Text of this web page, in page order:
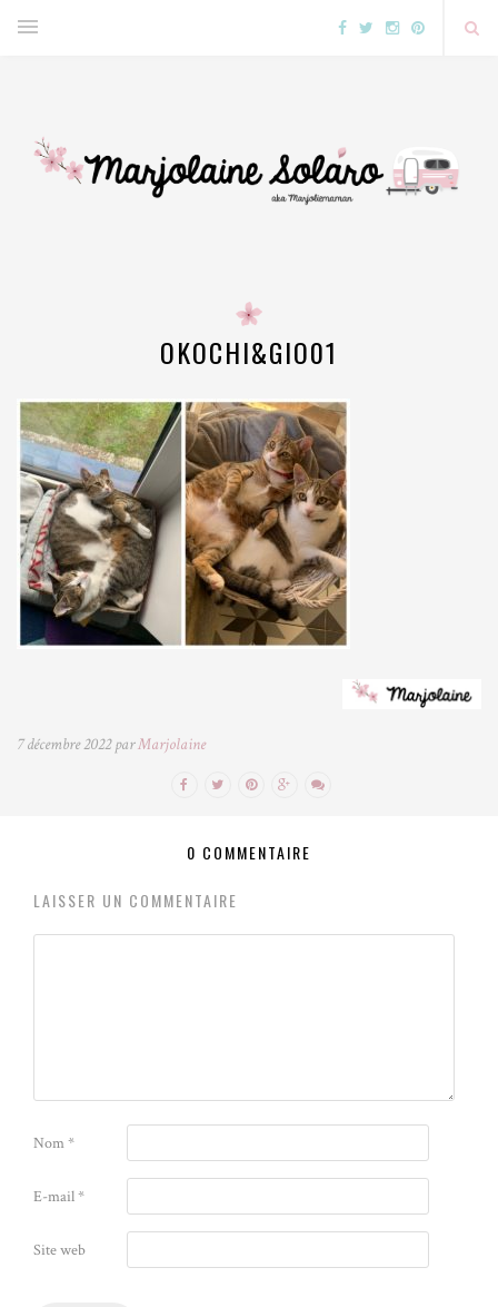
OKOCHI&GIO01
7 décembre 2022 parMarjolaine
0 COMMENTAIRE
LAISSER UN COMMENTAIRE
Nom*
E-mail*
Site web